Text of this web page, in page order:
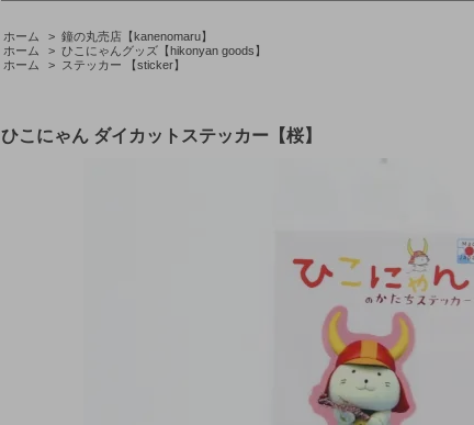
ホーム > 鐘の丸売店【kanenomaru】
ホーム
> ひこにゃんグッズ【hikonyan goods】
ホーム
> ステッカー 【sticker】
ひこにゃん ダイカットステッカー【桜】